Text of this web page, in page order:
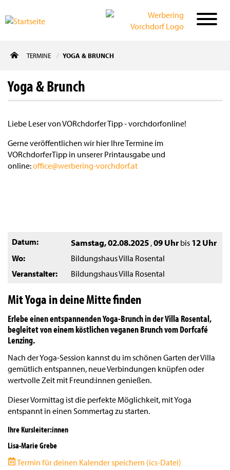
zum
TERMINE YOGA & BRUNCH
Yoga & Brunch
Liebe Leser von VORchdorfer Tipp - vorchdorfonline!
Gerne veröffentlichen wir hier Ihre Termine im
VORchdorferTipp in unserer Printausgabe und
online:office@werbering-vorchdorf.at
Datum Samstag, 02.08.2025 ,09 Uhrbis 12 Uhr
Wo
Bildungshaus Villa Rosental
Veranstalter
Bildungshaus Villa Rosental
Mit Yoga in deine Mitte finden
Erlebe einen entspannenden Yoga-Brunch in der Villa Rosental,
begleitet von einem köstlichen veganen Brunch vom Dorfcafé
Lenzing.
Nach der Yoga-Session kannst du im schönen Garten der Villa
gemütlich entspannen, neue Verbindungen knüpfen oder
wertvolle Zeit mit Freund:innen genießen.
Dieser Vormittag ist die perfekte Möglichkeit, mit Yoga
entspannt in einen Sommertag zu starten.
Ihre Kursleiter:innen
Lisa-Marie Grebe
Termin für deinen Kalender speichern (ics-Datei)